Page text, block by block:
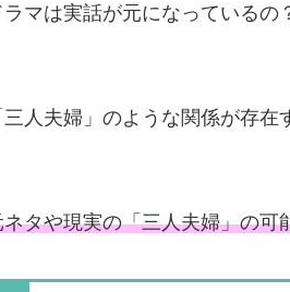
マは実話が元になっている
人夫婦」のような関係が存
タや現実の「三人夫婦」の可